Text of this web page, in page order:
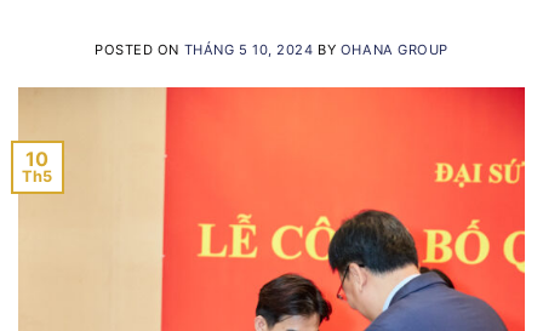
POSTED ON THÁNG 5 10, 2024 BY OHANA GROUP
10
Th5